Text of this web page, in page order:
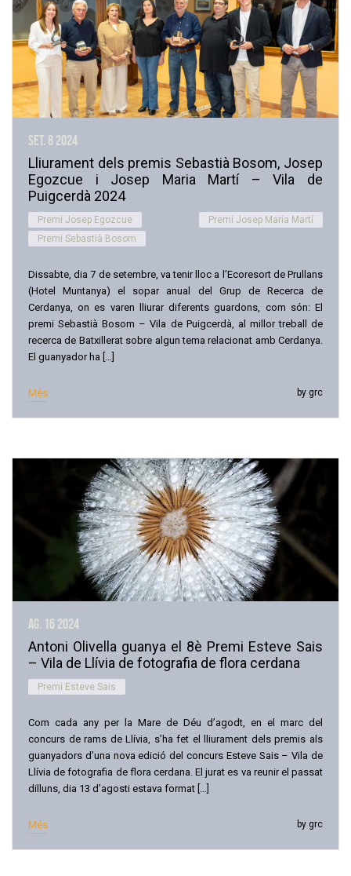
set. 8 2024
Lliurament dels premis Sebastià Bosom, Josep
Egozcue i Josep Maria Martí – Vila de
Puigcerdà 2024
Premi Josep Egozcue
Premi Josep Maria Martí
Premi Sebastià Bosom
Dissabte, dia 7 de setembre, va tenir lloc a l’Ecoresort de Prullans
(Hotel Muntanya) el sopar anual del Grup de Recerca de
Cerdanya, on es varen lliurar diferents guardons, com són: El
premi Sebastià Bosom – Vila de Puigcerdà, al millor treball de
recerca de Batxillerat sobre algun tema relacionat amb Cerdanya.
El guanyador ha […]
Més by grc
ag. 16 2024
Antoni Olivella guanya el 8è Premi Esteve Sais
– Vila de Llívia de fotografia de flora cerdana
Premi Esteve Sais
Com cada any per la Mare de Déu d’agodt, en el marc del
concurs de rams de Llívia, s’ha fet el lliurament dels premis als
guanyadors d’una nova edició del concurs Esteve Sais – Vila de
Llívia de fotografia de flora cerdana. El jurat es va reunir el passat
dilluns, dia 13 d’agosti estava format […]
Més by grc